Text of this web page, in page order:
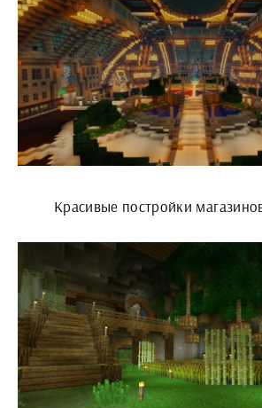
Красивые постройки